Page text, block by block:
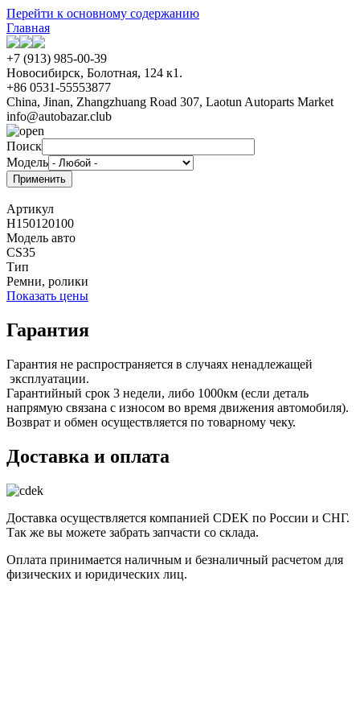
Перейти к основному содержанию
Главная
+7 (913) 985-00-39
Новосибирск, Болотная, 124 к1.
+86 0531-55553877
China, Jinan, Zhangzhuang Road 307, Laotun Autoparts Market
info@autobazar.club
Поиск
Модель
Артикул
H150120100
Модель авто
CS35
Тип
Ремни, ролики
Показать цены
Гарантия
Гарантия не распространяется в случаях ненадлежащей
эксплуатации.
Гарантийный срок 3 недели, либо 1000км (если деталь
напрямую связана с износом во время движения автомобиля).
Возврат и обмен осуществляется по товарному чеку.
Доставка и оплата
Доставка осуществляется компанией CDEK по России и СНГ.
Так же вы можете забрать запчасти со склада.
Оплата принимается наличным и безналичный расчетом для
физических и юридических лиц.